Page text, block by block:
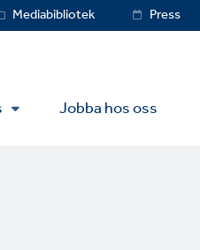
Mediabibliotek Press
Jobba hos oss